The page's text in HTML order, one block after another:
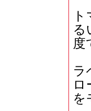
る
度
ラ
ロ
を